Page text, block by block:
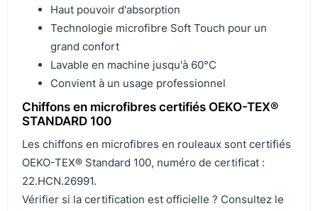
Haut pouvoir d'absorption
Technologie microfibre Soft Touch pour un
grand confort
Lavable en machine jusqu'à 60°C
Convient à un usage professionnel
Chiffons en microfibres certifiés OEKO-TEX®
STANDARD 100
Les chiffons en microfibres en rouleaux sont certifiés
OEKO-TEX® Standard 100, numéro de certificat :
22.HCN.26991.
Vérifier si la certification est officielle ? Consultez le